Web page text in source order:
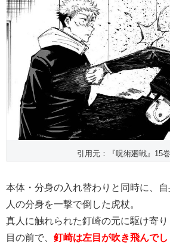
引用元：『呪術廻戦』15
本体・分身の入れ替わりと同時に、
人の分身を一撃で倒した虎杖。
真人に触れられた釘崎の元に駆け寄
目の前で、 釘崎は左目が吹き飛んでし